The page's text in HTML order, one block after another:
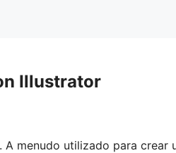
Illustrator
menudo utilizado para crear